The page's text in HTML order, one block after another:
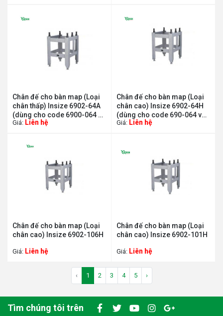
Chân đế cho bàn map (Loại
chân thấp) Insize 6902-64A
(dùng cho code 6900-064 và
6900-164)
Giá: Liên hệ
Chân đế cho bàn map (Loại
chân cao) Insize 6902-64H
(dùng cho code 690-064 và
6900-164)
Giá: Liên hệ
Chân đế cho bàn map (Loại
chân cao) Insize 6902-106H
Giá: Liên hệ
Chân đế cho bàn map (Loại
chân cao) Insize 6902-101H
Giá: Liên hệ
‹ 1 2 3 4 5 ›
Tìm chúng tôi trên